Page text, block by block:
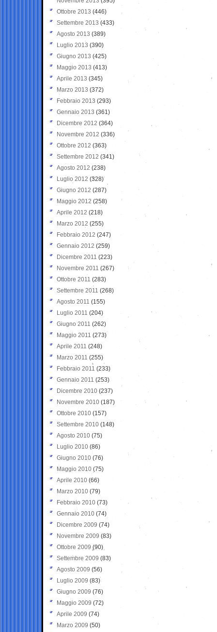
Ottobre 2013 (446)
Settembre 2013 (433)
Agosto 2013 (389)
Luglio 2013 (390)
Giugno 2013 (425)
Maggio 2013 (413)
Aprile 2013 (345)
Marzo 2013 (372)
Febbraio 2013 (293)
Gennaio 2013 (361)
Dicembre 2012 (364)
Novembre 2012 (336)
Ottobre 2012 (363)
Settembre 2012 (341)
Agosto 2012 (238)
Luglio 2012 (328)
Giugno 2012 (287)
Maggio 2012 (258)
Aprile 2012 (218)
Marzo 2012 (255)
Febbraio 2012 (247)
Gennaio 2012 (259)
Dicembre 2011 (223)
Novembre 2011 (267)
Ottobre 2011 (283)
Settembre 2011 (268)
Agosto 2011 (155)
Luglio 2011 (204)
Giugno 2011 (262)
Maggio 2011 (273)
Aprile 2011 (248)
Marzo 2011 (255)
Febbraio 2011 (233)
Gennaio 2011 (253)
Dicembre 2010 (237)
Novembre 2010 (187)
Ottobre 2010 (157)
Settembre 2010 (148)
Agosto 2010 (75)
Luglio 2010 (86)
Giugno 2010 (76)
Maggio 2010 (75)
Aprile 2010 (66)
Marzo 2010 (79)
Febbraio 2010 (73)
Gennaio 2010 (74)
Dicembre 2009 (74)
Novembre 2009 (83)
Ottobre 2009 (90)
Settembre 2009 (83)
Agosto 2009 (56)
Luglio 2009 (83)
Giugno 2009 (76)
Maggio 2009 (72)
Aprile 2009 (74)
Marzo 2009 (50)